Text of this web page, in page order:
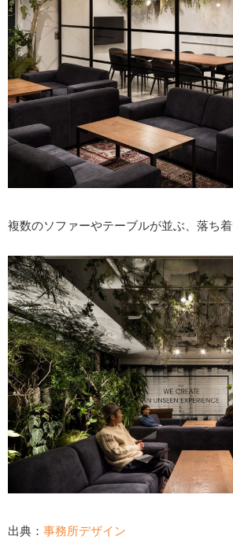
複数のソファーやテーブルが並ぶ、落ち着
出典： 事務所デザイン